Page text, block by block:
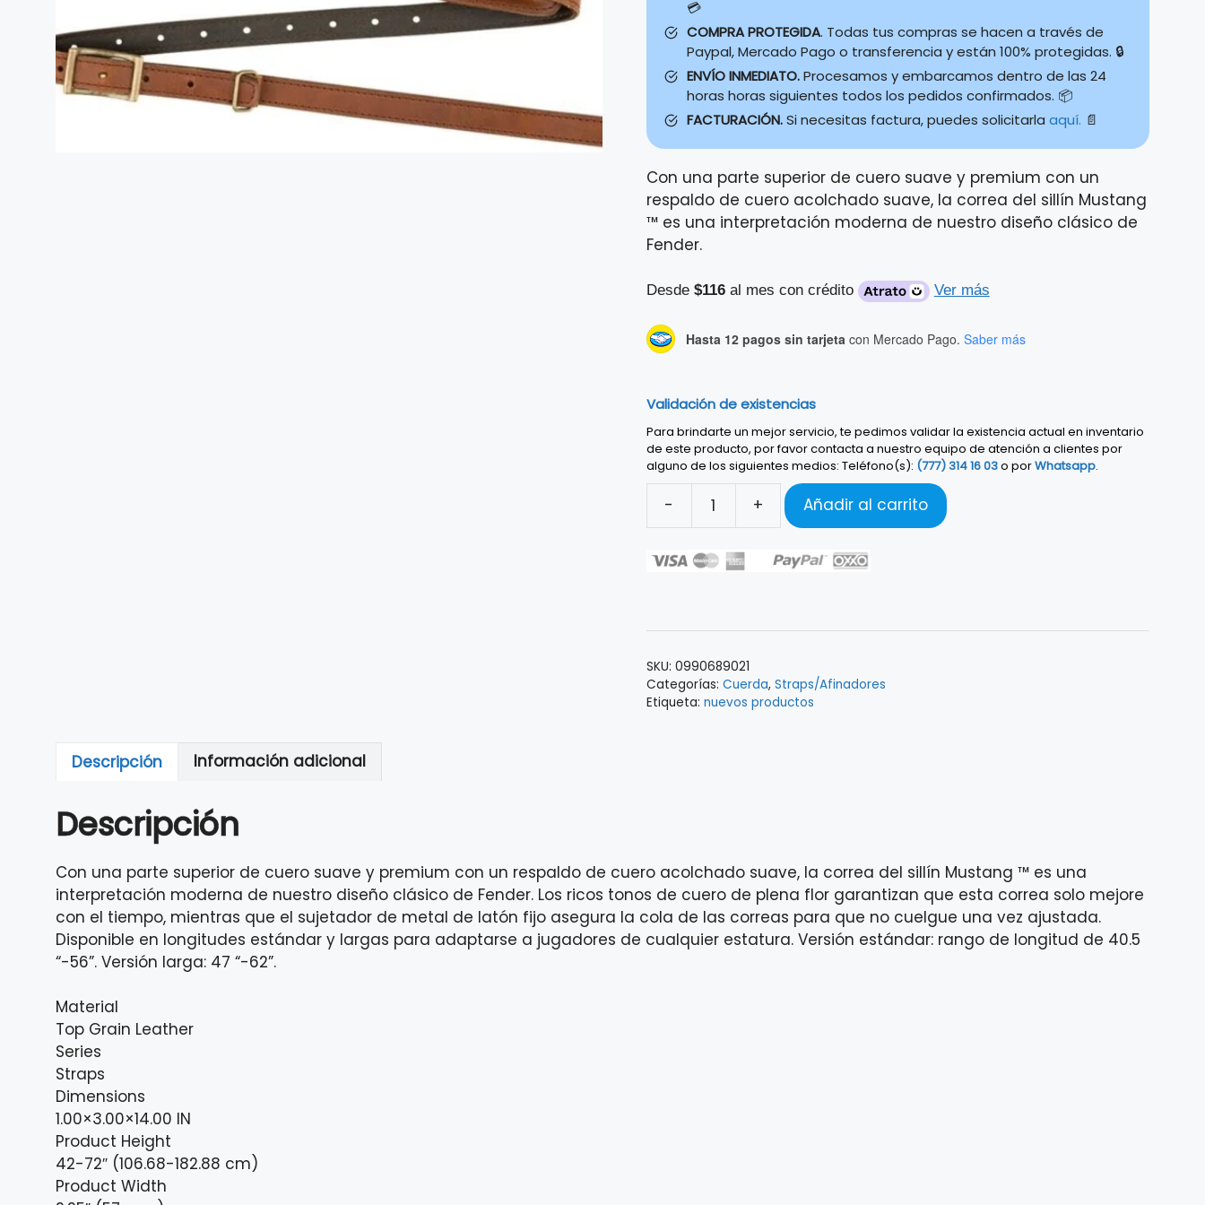
💳
COMPRA PROTEGIDA. Todas tus compras se hacen a través de
Paypal, Mercado Pago o transferencia y están 100% protegidas. 🔒
ENVÍO INMEDIATO.Procesamos y embarcamos dentro de las 24
horas horas siguientes todos los pedidos confirmados. 📦
FACTURACIÓN.Si necesitas factura, puedes solicitarla aquí. 📄
Con una parte superior de cuero suave y premium con un
respaldo de cuero acolchado suave, la correa del sillín Mustang
™ es una interpretación moderna de nuestro diseño clásico de
Fender.
Desde $116al mes con crédito Ver más
Hasta 12 pagos sin tarjeta con Mercado Pago. Saber más
Validación de existencias
Para brindarte un mejor servicio, te pedimos validar la existencia actual en inventario
de este producto, por favor contacta a nuestro equipo de atención a clientes por
alguno de los siguientes medios: Teléfono(s): (777) 314 16 03o porWhatsapp.
-
MUSTANG™
0990689021
+ Añadir al carrito
SKU: 0990689021
Categorías: Cuerda, Straps/Afinadores
Etiqueta: nuevos productos
Descripción Información adicional
Descripción
Con una parte superior de cuero suave y premium con un respaldo de cuero acolchado suave, la correa del sillín Mustang ™ es una
interpretación moderna de nuestro diseño clásico de Fender. Los ricos tonos de cuero de plena flor garantizan que esta correa solo mejore
con el tiempo, mientras que el sujetador de metal de latón fijo asegura la cola de las correas para que no cuelgue una vez ajustada.
Disponible en longitudes estándar y largas para adaptarse a jugadores de cualquier estatura. Versión estándar: rango de longitud de 40.5
“-56”. Versión larga: 47 “-62”.
Material
Top Grain Leather
Series
Straps
Dimensions
1.00×3.00×14.00 IN
Product Height
42-72″ (106.68-182.88 cm)
Product Width